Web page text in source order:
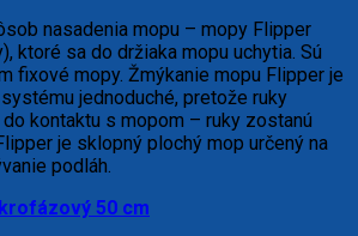
nasadenia mopu – mopy Flipper
ktoré sa do držiaka mopu uchytia. Sú
fixové mopy. Žmýkanie mopu Flipper je
jednoduché, pretože ruky
kontaktu s mopom – ruky zostanú
je sklopný plochý mop určený na
podláh.
50 cm